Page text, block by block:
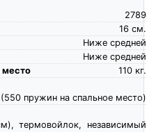
2789
см.
16
Ниже средней
Ниже средней
место
кг.
110
пружин на спальное место)
термовойлок, независимый